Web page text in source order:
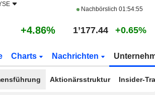
Nachbörslich 01:54:55
+4.86% 1’177.44 +0.65%
Charts Nachrichten
Aktionärsstruktur Insider-